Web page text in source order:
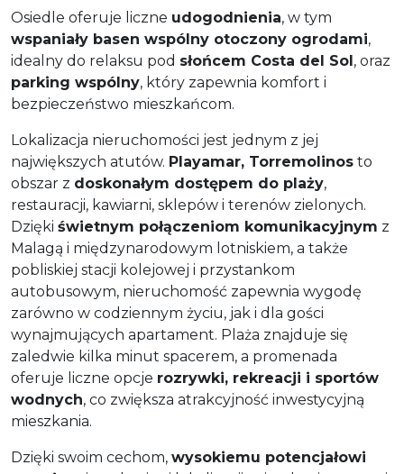
Osiedle oferuje liczne udogodnienia, w tym
wspaniały basen wspólny otoczony ogrodami,
idealny do relaksu pod słońcem Costa del Sol, oraz
parking wspólny, który zapewnia komfort i
bezpieczeństwo mieszkańcom.
Lokalizacja nieruchomości jest jednym z jej
największych atutów. Playamar, Torremolinos to
obszar z doskonałym dostępem do plaży,
restauracji, kawiarni, sklepów i terenów zielonych.
Dzięki świetnym połączeniom komunikacyjnym z
Malagą i międzynarodowym lotniskiem, a także
pobliskiej stacji kolejowej i przystankom
autobusowym, nieruchomość zapewnia wygodę
zarówno w codziennym życiu, jak i dla gości
wynajmujących apartament. Plaża znajduje się
zaledwie kilka minut spacerem, a promenada
oferuje liczne opcje rozrywki, rekreacji i sportów
wodnych, co zwiększa atrakcyjność inwestycyjną
mieszkania.
Dzięki swoim cechom, wysokiemu potencjałowi